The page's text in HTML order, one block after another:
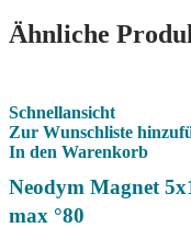
Ähnliche
Schnellansicht
Zur Wunschliste
In den Warenkorb
Neodym Magnet
max °80